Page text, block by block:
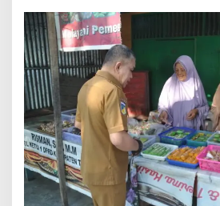
i
n
g
g
a
B
o
r
o
n
a